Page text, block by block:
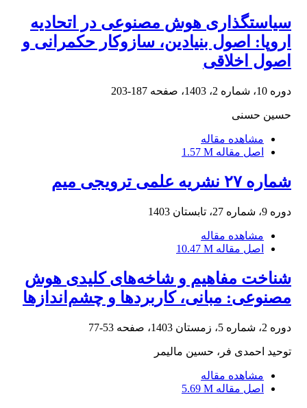
سیاستگذاری هوش مصنوعی در اتحادیه
اروپا: اصول بنیادین، سازوکار حکمرانی و
اصول اخلاقی
دوره 10، شماره 2، 1403، صفحه 187-203
حسین حسنی
مشاهده مقاله
اصل مقاله 1.57 M
شماره ۲۷ نشریه علمی ترویجی میم
دوره 9، شماره 27، تابستان 1403
مشاهده مقاله
اصل مقاله 10.47 M
شناخت مفاهیم و شاخه‌های کلیدی هوش
مصنوعی: مبانی، کاربردها و چشم‌اندازها
دوره 2، شماره 5، زمستان 1403، صفحه 53-77
توحید احمدی فر، حسین مالیمر
مشاهده مقاله
اصل مقاله 5.69 M